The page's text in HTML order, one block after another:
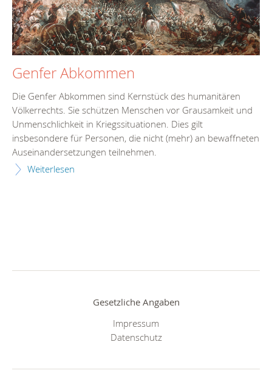
Genfer Abkommen
Die Genfer Abkommen sind Kernstück des humanitären
Völkerrechts. Sie schützen Menschen vor Grausamkeit und
Unmenschlichkeit in Kriegssituationen. Dies gilt
insbesondere für Personen, die nicht (mehr) an bewaffneten
Auseinandersetzungen teilnehmen.
Weiterlesen
Gesetzliche Angaben
Impressum
Datenschutz